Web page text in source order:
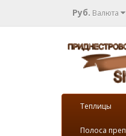
Руб. Валюта
Теплицы
Полоса